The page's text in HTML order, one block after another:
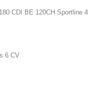
CDI BE 120CH Sportline 4
6 CV